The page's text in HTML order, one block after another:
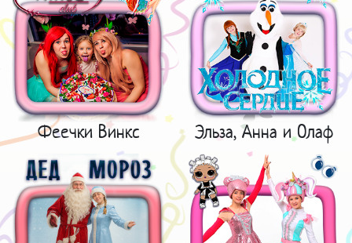
Феечки Винкс Эльза, Анна и Олаф